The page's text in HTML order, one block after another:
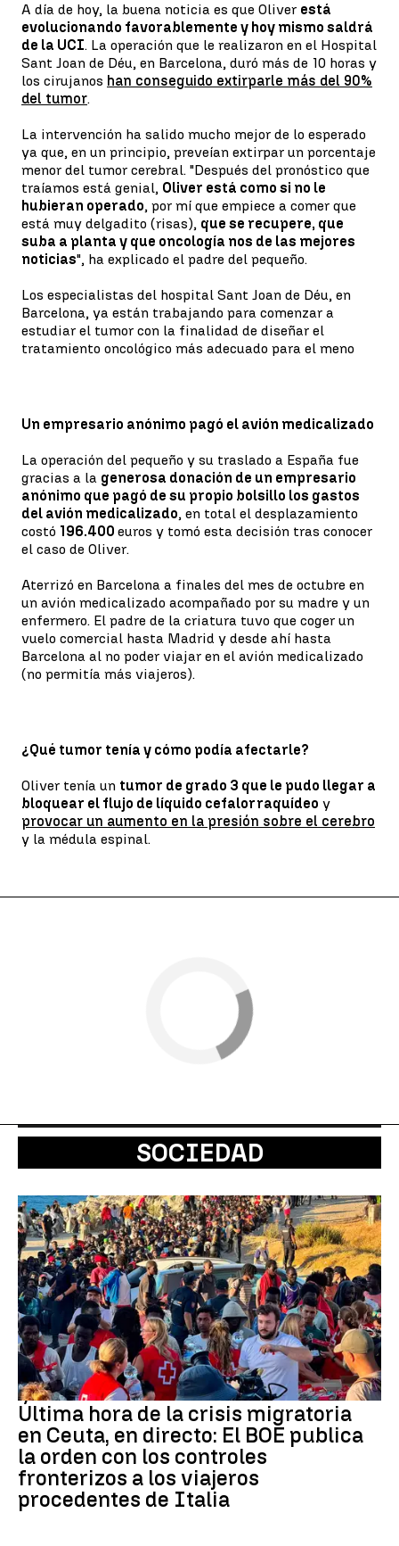
A día de hoy, la buena noticia es que Oliver está
evolucionando favorablemente y hoy mismo saldrá
de la UCI. La operación que le realizaron en el Hospital
Sant Joan de Déu, en Barcelona, duró más de 10 horas y
los cirujanos han conseguido extirparle más del 90%
del tumor.
La intervención ha salido mucho mejor de lo esperado
ya que, en un principio, preveían extirpar un porcentaje
menor del tumor cerebral. "Después del pronóstico que
traíamos está genial, Oliver está como si no le
hubieran operado, por mí que empiece a comer que
está muy delgadito (risas), que se recupere, que
suba a planta y que oncología nos de las mejores
noticias", ha explicado el padre del pequeño.
Los especialistas del hospital Sant Joan de Déu, en
Barcelona, ya están trabajando para comenzar a
estudiar el tumor con la finalidad de diseñar el
tratamiento oncológico más adecuado para el meno
Un empresario anónimo pagó el avión medicalizado
La operación del pequeño y su traslado a España fue
gracias a la generosa donación de un empresario
anónimo que pagó de su propio bolsillo los gastos
del avión medicalizado, en total el desplazamiento
costó 196.400 euros y tomó esta decisión tras conocer
el caso de Oliver.
Aterrizó en Barcelona a finales del mes de octubre en
un avión medicalizado acompañado por su madre y un
enfermero. El padre de la criatura tuvo que coger un
vuelo comercial hasta Madrid y desde ahí hasta
Barcelona al no poder viajar en el avión medicalizado
(no permitía más viajeros).
¿Qué tumor tenía y cómo podía afectarle?
Oliver tenía un tumor de grado 3 que le pudo llegar a
bloquear el flujo de líquido cefalorraquídeo y
provocar un aumento en la presión sobre el cerebro
y la médula espinal.
SOCIEDAD
Última hora de la crisis migratoria
en Ceuta, en directo: El BOE publica
la orden con los controles
fronterizos a los viajeros
procedentes de Italia